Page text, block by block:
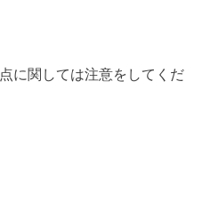
に関しては注意をしてくだ